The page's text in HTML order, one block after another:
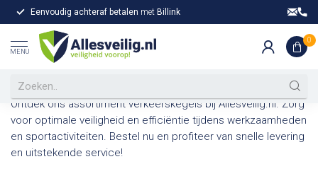
Eenvoudig achteraf betalen met Billink
MENU
0
Home / Markering / Verkeerskegels
Verkeerskegels kopen bij
Allesveilig.nl
Ontdek ons assortiment verkeerskegels bij Allesveilig.nl. Zorg
voor optimale veiligheid en efficiëntie tijdens werkzaamheden
en sportactiviteiten. Bestel nu en profiteer van snelle levering
en uitstekende service!